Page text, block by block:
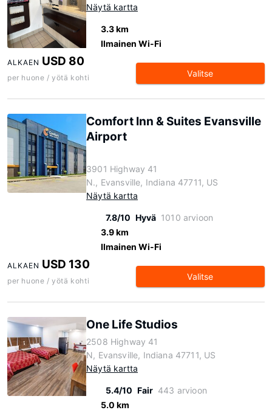
Näytä kartta
3.3 km
Ilmainen Wi-Fi
ALKAEN USD 80
per huone / yötä kohti Valitse
Comfort Inn & Suites Evansville
Airport
3901 Highway 41
N., Evansville, Indiana 47711, US
Näytä kartta
7.8/10 Hyvä 1010 arvioon
3.9 km
Ilmainen Wi-Fi
ALKAEN USD 130
per huone / yötä kohti Valitse
One Life Studios
2508 Highway 41
N, Evansville, Indiana 47711, US
Näytä kartta
5.4/10 Fair 443 arvioon
5.0 km